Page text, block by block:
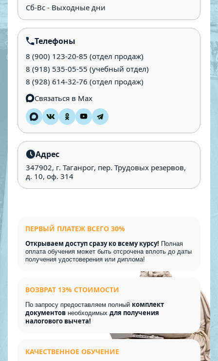
Телефоны
8 (900) 123-20-85 (отдел продаж)
8 (918) 535-05-55 (учебный отдел)
8 (928) 614-32-76 (отдел продаж)
Связаться в Max
Сб-Вс - Выходные дни
Адрес
347902, г. Таганрог, пер. Трудовых резервов,
д. 10, оф. 314
ПЕРВЫЙ ПЛАТЕЖ ВСЕГО 30%
Открываем доступ сразу ко всему курсу! Полная
оплата обучения может быть отсрочена вплоть до даты
получения удостоверения или диплома!
ВОЗВРАТ 13% СТОИМОСТИ
По запросу предоставляем полный комплект
документов необходимых для получения
налогового вычета!
КАЧЕСТВЕННОЕ ОБУЧЕНИЕ